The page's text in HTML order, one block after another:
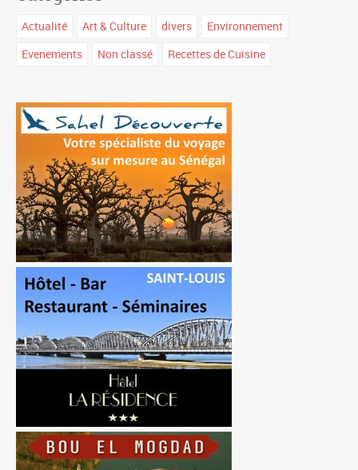
Actualité Art & Culture divers
Environnement
Evenements
Non classé Recettes de Cuisine